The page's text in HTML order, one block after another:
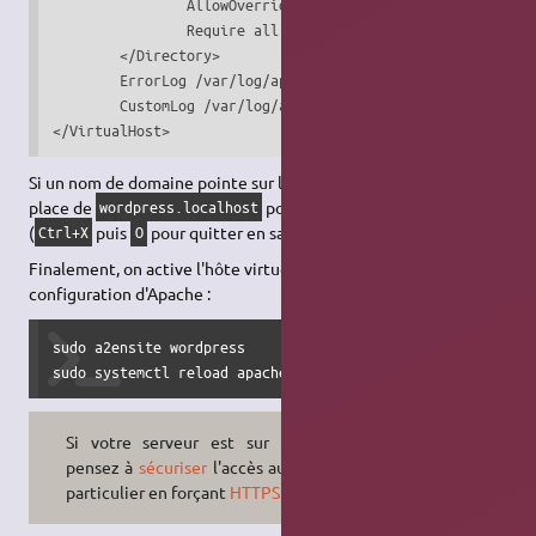
                AllowOverride all
                Require all granted
        </Directory>
        ErrorLog /var/log/apache2/error.wordpress.log
CustomLog /var/log/apache2/access.wordpress.log
</VirtualHost>
Si un nom de domaine pointe sur le serveur, on l'indique à la
place de wordpress.localhost pour la directive
( Ctrl+X puis O pour quitter en sauvegardant)
Finalement, on active l'hôte virtuel et on recharge la
configuration d'Apache :
sudo a2ensite wordpress
sudo systemctl reload apache2
Si votre serveur est sur le
pensez àsécuriser l'accès au site en
particulier en forçant HTTPS.